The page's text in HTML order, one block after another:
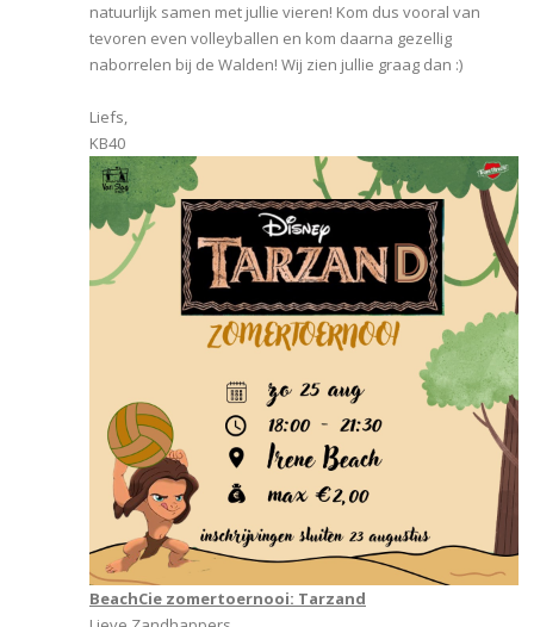
natuurlijk samen met jullie vieren! Kom dus vooral van
tevoren even volleyballen en kom daarna gezellig
naborrelen bij de Walden! Wij zien jullie graag dan :)
Liefs,
KB40
BeachCie zomertoernooi: Tarzand